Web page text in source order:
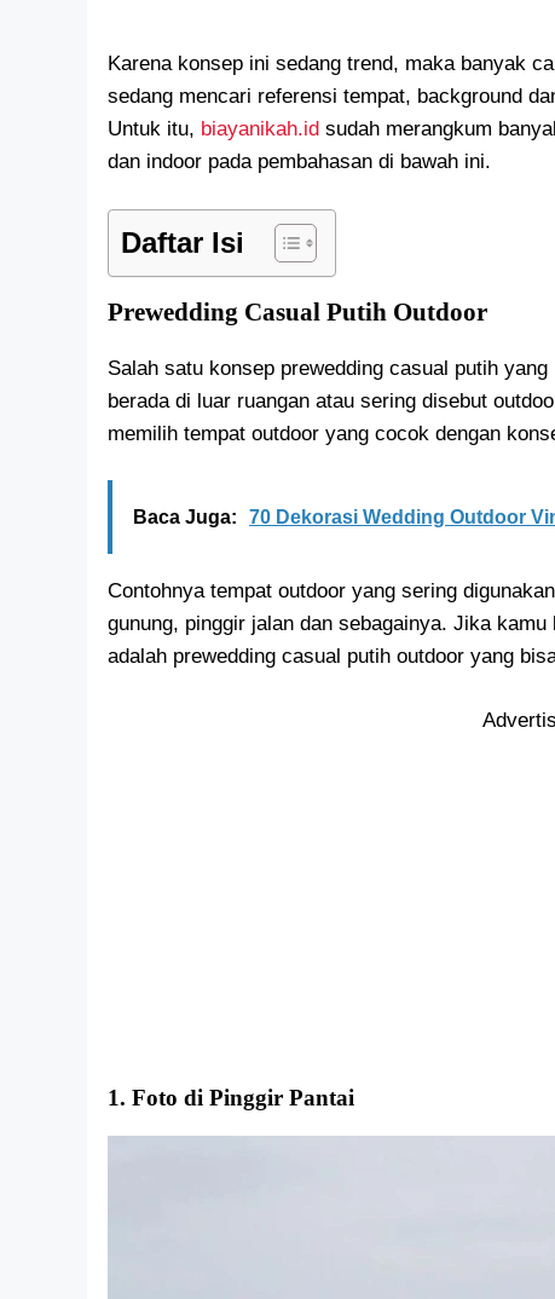
Karena konsep ini sedang trend, maka banyak
sedang mencari referensi tempat, background
Untuk itu, biayanikah.id sudah merangkum
dan indoor pada pembahasan di bawah ini.
Daftar Isi
Prewedding Casual Putih Outdoor
Salah satu konsep prewedding casual putih
berada di luar ruangan atau sering disebut
memilih tempat outdoor yang cocok dengan
Baca Juga: 70 Dekorasi Wedding Outdoor
Contohnya tempat outdoor yang sering
gunung, pinggir jalan dan sebagainya. Jika
adalah prewedding casual putih outdoor yang
1. Foto di Pinggir Pantai